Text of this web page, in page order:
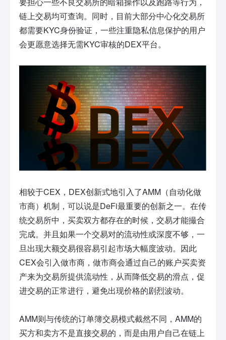
链上交易均可查询。同时，目前大部分中心化交易所
都需要KYC身份验证，一些注重隐私信息保护的用户
会更愿意选择无需KYC审核的DEX平台。
相较于CEX，DEX创新式地引入了AMM（自动化做
市商）机制，可以说是DeFi最重要的创新之一。在传
统交易所中，买卖双方都存在的时候，交易才能撮合
完成。并且如果一个交易对的流动性或深度不够，一
旦出现大额交易很容易引起市场大幅度波动。因此
CEX会引入做市商，做市商会通过自己的账户买卖资
产来为交易所提供流动性，从而降低交易的滑点，促
进交易的正常进行，避免出现价格的剧烈波动。
AMM则与传统的订单簿交易模式截然不同，AMM的
买方和卖方不是直接交易的，而是由用户自己在链上